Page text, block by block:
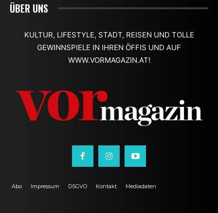
ÜBER UNS
KULTUR, LIFESTYLE, STADT, REISEN UND TOLLE
GEWINNSPIELE IN IHREN ÖFFIS UND AUF
WWW.VORMAGAZIN.AT!
Abo Impressum DSGVO Kontakt Mediadaten